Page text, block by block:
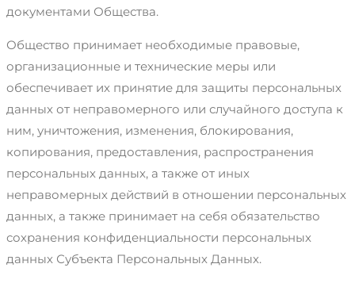
документами Общества.
Общество принимает необходимые правовые,
организационные и технические меры или
обеспечивает их принятие для защиты персональных
данных от неправомерного или случайного доступа к
ним, уничтожения, изменения, блокирования,
копирования, предоставления, распространения
персональных данных, а также от иных
неправомерных действий в отношении персональных
данных, а также принимает на себя обязательство
сохранения конфиденциальности персональных
данных Субъекта Персональных Данных.